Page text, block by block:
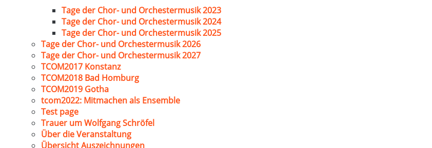
Tage der Chor- und Orchestermusik 2023
Tage der Chor- und Orchestermusik 2024
Tage der Chor- und Orchestermusik 2025
Tage der Chor- und Orchestermusik 2026
Tage der Chor- und Orchestermusik 2027
TCOM2017 Konstanz
TCOM2018 Bad Homburg
TCOM2019 Gotha
tcom2022: Mitmachen als Ensemble
Test page
Trauer um Wolfgang Schröfel
Über die Veranstaltung
Übersicht Auszeichnungen